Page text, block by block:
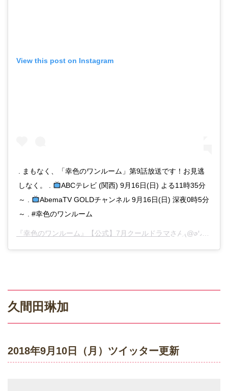
View this post on Instagram
. まもなく、「幸色のワンルーム」第9話放送です！お見逃
しなく。 .
ABCテレビ (関西) 9月16日(日) よる11時35分
～ .
AbemaTV GOLDチャンネル 9月16日(日) 深夜0時5分
～ . #幸色のワンルーム
『幸色のワンルーム』【公式】7月クールドラマさん(@abc_sachiiro)がシェアした投稿 –
久間田琳加
2018年9月10日（月）ツイッター更新